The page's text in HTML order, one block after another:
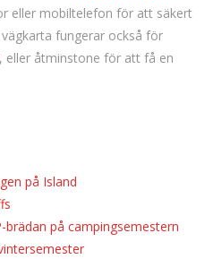
eller mobiltelefon för att säkert
fungerar också för
, eller åtminstone för att få en
på Island
på campingsemestern